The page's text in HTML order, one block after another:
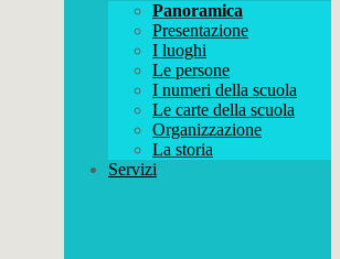
Panoramica
Presentazione
I luoghi
Le persone
I numeri della scuola
Le carte della scuola
Organizzazione
La storia
Servizi